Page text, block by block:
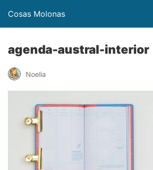
Cosas Molonas
agenda-austral-interior
Noelia